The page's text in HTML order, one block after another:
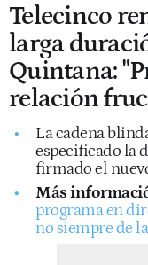
Telecinco
larga
Quintana:
relación
La cadena
especificado la
firmado el
Más
programa en
no siempre de